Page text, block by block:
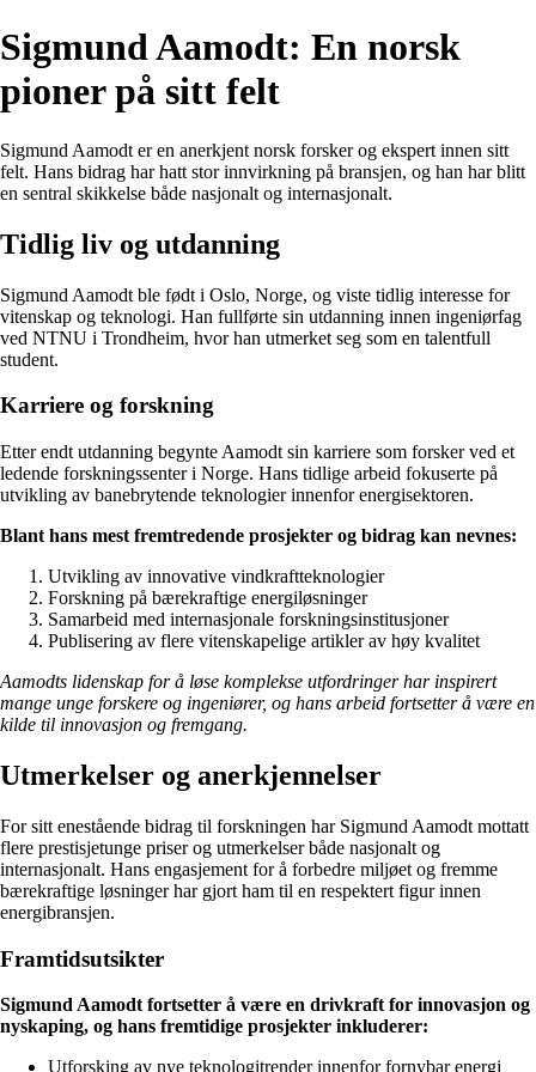
Sigmund Aamodt: En norsk
pioner på sitt felt
Sigmund Aamodt er en anerkjent norsk forsker og ekspert innen sitt
felt. Hans bidrag har hatt stor innvirkning på bransjen, og han har blitt
en sentral skikkelse både nasjonalt og internasjonalt.
Tidlig liv og utdanning
Sigmund Aamodt ble født i Oslo, Norge, og viste tidlig interesse for
vitenskap og teknologi. Han fullførte sin utdanning innen ingeniørfag
ved NTNU i Trondheim, hvor han utmerket seg som en talentfull
student.
Karriere og forskning
Etter endt utdanning begynte Aamodt sin karriere som forsker ved et
ledende forskningssenter i Norge. Hans tidlige arbeid fokuserte på
utvikling av banebrytende teknologier innenfor energisektoren.
Blant hans mest fremtredende prosjekter og bidrag kan nevnes:
Utvikling av innovative vindkraftteknologier
Forskning på bærekraftige energiløsninger
Samarbeid med internasjonale forskningsinstitusjoner
Publisering av flere vitenskapelige artikler av høy kvalitet
Aamodts lidenskap for å løse komplekse utfordringer har inspirert
mange unge forskere og ingeniører, og hans arbeid fortsetter å være en
kilde til innovasjon og fremgang.
Utmerkelser og anerkjennelser
For sitt enestående bidrag til forskningen har Sigmund Aamodt mottatt
flere prestisjetunge priser og utmerkelser både nasjonalt og
internasjonalt. Hans engasjement for å forbedre miljøet og fremme
bærekraftige løsninger har gjort ham til en respektert figur innen
energibransjen.
Framtidsutsikter
Sigmund Aamodt fortsetter å være en drivkraft for innovasjon og
nyskaping, og hans fremtidige prosjekter inkluderer:
Utforsking av nye teknologitrender innenfor fornybar energi